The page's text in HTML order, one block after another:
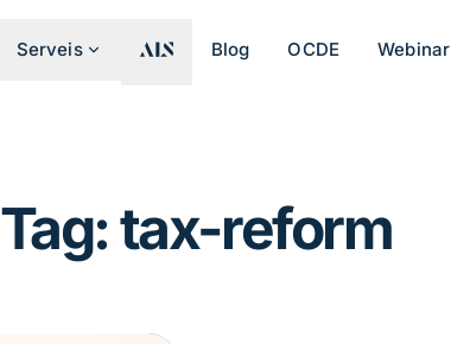
Serveis Blog OCDE Webinar
Tag: tax-reform